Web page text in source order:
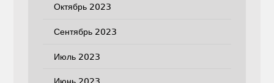
Октябрь 2023
Сентябрь 2023
Июль 2023